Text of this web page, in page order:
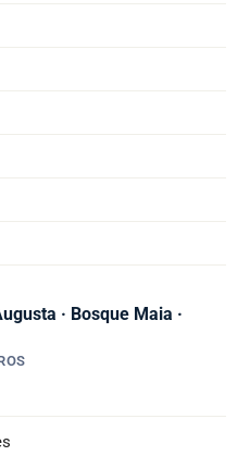
· Bosque Maia ·